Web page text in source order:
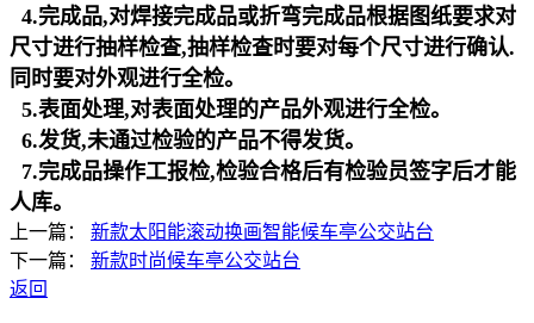
4.完成品,对焊接完成品或折弯完成品根据图纸要求对
尺寸进行抽样检查,抽样检查时要对每个尺寸进行确认.
同时要对外观进行全检。
5.表面处理,对表面处理的产品外观进行全检。
6.发货,未通过检验的产品不得发货。
7.完成品操作工报检,检验合格后有检验员签字后才能
人库。
上一篇： 新款太阳能滚动换画智能候车亭公交站台
下一篇： 新款时尚候车亭公交站台
返回